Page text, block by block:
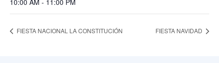
10:00 AM - 11:00 PM
FIESTA NACIONAL LA CONSTITUCIÓN FIESTA NAVIDAD